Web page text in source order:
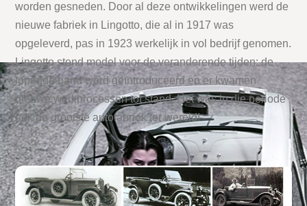
worden gesneden. Door al deze ontwikkelingen werd de
nieuwe fabriek in Lingotto, die al in 1917 was
opgeleverd, pas in 1923 werkelijk in vol bedrijf genomen.
Lingotto stond model voor de veranderende tijden: de
lopende band werd geïntroduceerd en er kwamen
nieuwe werkprocessen tot stand. Het was in die periode
ook de grootste autofabriek ter wereld!